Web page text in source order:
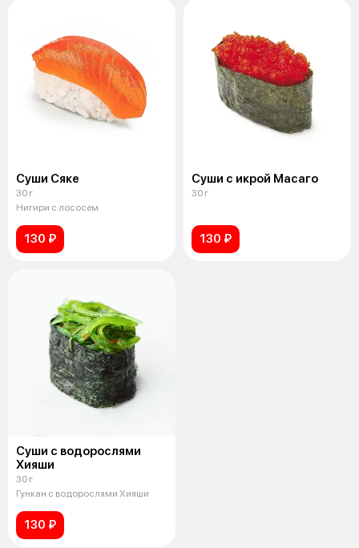
Суши Сяке
30 г
Нигири с лососем
130 ₽
Суши с икрой Масаго
30 г
130 ₽
Суши с водорослями
Хияши
30 г
Гункан с водорослями Хияши
130 ₽